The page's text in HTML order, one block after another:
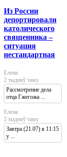
Из России
депортировали
католического
священника –
ситуация
нестандартная
Елена
2 тыдняў таму
Рассмотрение дела
отца Гжегожа ...
Елена
2 тыдняў таму
Завтра (21.07) в 11:15
у ...